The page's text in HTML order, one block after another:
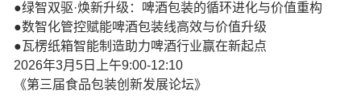
●绿智双驱·焕新升级：啤酒包装的循环进化与价值重构
●数智化管控赋能啤酒包装线高效与价值升级
●瓦楞纸箱智能制造助力啤酒行业赢在新起点
2026年3月5日上午9:00-12:10
《第三届食品包装创新发展论坛》